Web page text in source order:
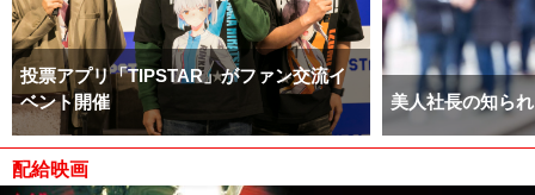
投票アプリ「TIPSTAR」がファン交流イ
ベント開催
美人社長の知ら
配給映画